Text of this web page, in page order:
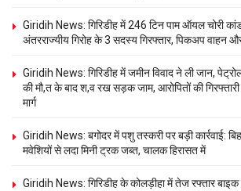
Giridih News: गिरिडीह में 246 टिन पाम ऑयल चोरी
अंतरराज्यीय गिरोह के 3 सदस्य गिरफ्तार, पिकअप वाहन और
Giridih News: गिरिडीह में जमीन विवाद ने ली जान,
की मौ,त के बाद श,व रख सड़क जाम, आरोपितों की गिरफ्तारी
मार्ग
Giridih News: बगोदर में पशु तस्करी पर बड़ी कार्रवाई:
मवेशियों से लदा मिनी ट्रक जब्त, चालक हिरासत में
Giridih News: गिरिडीह के कोलड़ीहा में तेज रफ्तार बाइक